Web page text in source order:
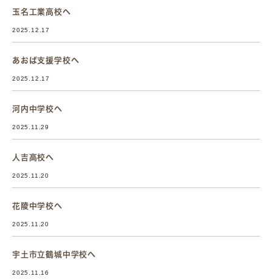
玉名工業高校へ
2025.12.17
あおば支援学校へ
2025.12.17
河内中学校へ
2025.11.29
人吉高校へ
2025.11.20
花陵中学校へ
2025.11.20
宇土市立鶴城中学校へ
2025.11.16